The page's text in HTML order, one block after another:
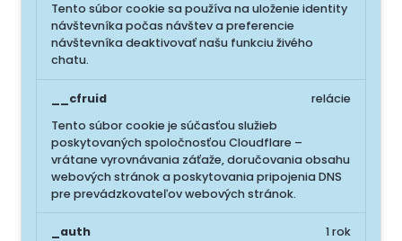
Tento súbor cookie sa používa na uloženie identity
návštevníka počas návštev a preferencie
návštevníka deaktivovať našu funkciu živého
chatu.
__cfruid
Tento súbor cookie je súčasťou služieb
poskytovaných spoločnosťou Cloudflare –
vrátane vyrovnávania záťaže, doručovania obsahu
webových stránok a poskytovania pripojenia DNS
pre prevádzkovateľov webových stránok.
relácie
_auth
1 rok